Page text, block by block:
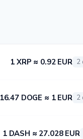
1 XRP ≈ 0.92 EUR 2
16.47 DOGE ≈ 1 EUR 2
1 DASH ≈ 27.028 EUR